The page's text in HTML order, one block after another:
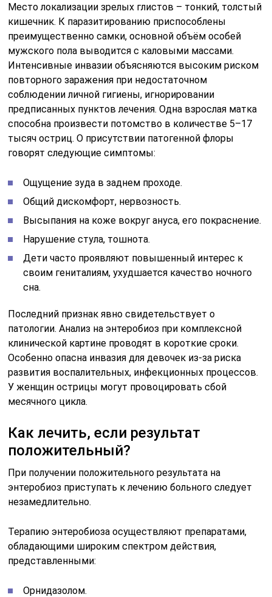
Место локализации зрелых глистов – тонкий, толстый
кишечник. К паразитированию приспособлены
преимущественно самки, основной объём особей
мужского пола выводится с каловыми массами.
Интенсивные инвазии объясняются высоким риском
повторного заражения при недостаточном
соблюдении личной гигиены, игнорировании
предписанных пунктов лечения. Одна взрослая матка
способна произвести потомство в количестве 5–17
тысяч остриц. О присутствии патогенной флоры
говорят следующие симптомы:
Ощущение зуда в заднем проходе.
Общий дискомфорт, нервозность.
Высыпания на коже вокруг ануса, его покраснение.
Нарушение стула, тошнота.
Дети часто проявляют повышенный интерес к
своим гениталиям, ухудшается качество ночного
сна.
Последний признак явно свидетельствует о
патологии. Анализ на энтеробиоз при комплексной
клинической картине проводят в короткие сроки.
Особенно опасна инвазия для девочек из-за риска
развития воспалительных, инфекционных процессов.
У женщин острицы могут провоцировать сбой
месячного цикла.
Как лечить, если результат
положительный?
При получении положительного результата на
энтеробиоз приступать к лечению больного следует
незамедлительно.
Терапию энтеробиоза осуществляют препаратами,
обладающими широким спектром действия,
представленными:
Орнидазолом.